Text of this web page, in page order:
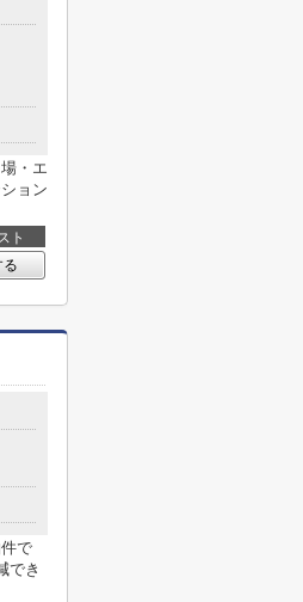
・エ
ョン
ト
る
で
でき